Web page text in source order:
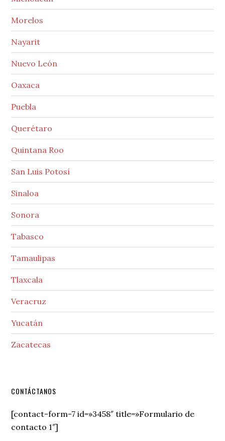
Morelos
Nayarit
Nuevo León
Oaxaca
Puebla
Querétaro
Quintana Roo
San Luis Potosí
Sinaloa
Sonora
Tabasco
Tamaulipas
Tlaxcala
Veracruz
Yucatán
Zacatecas
Secondary
Sidebar
CONTÁCTANOS
[contact-form-7 id=»3458″ title=»Formulario de
contacto 1″]